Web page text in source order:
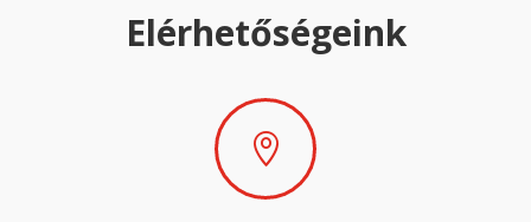
Elérhetőségeink
